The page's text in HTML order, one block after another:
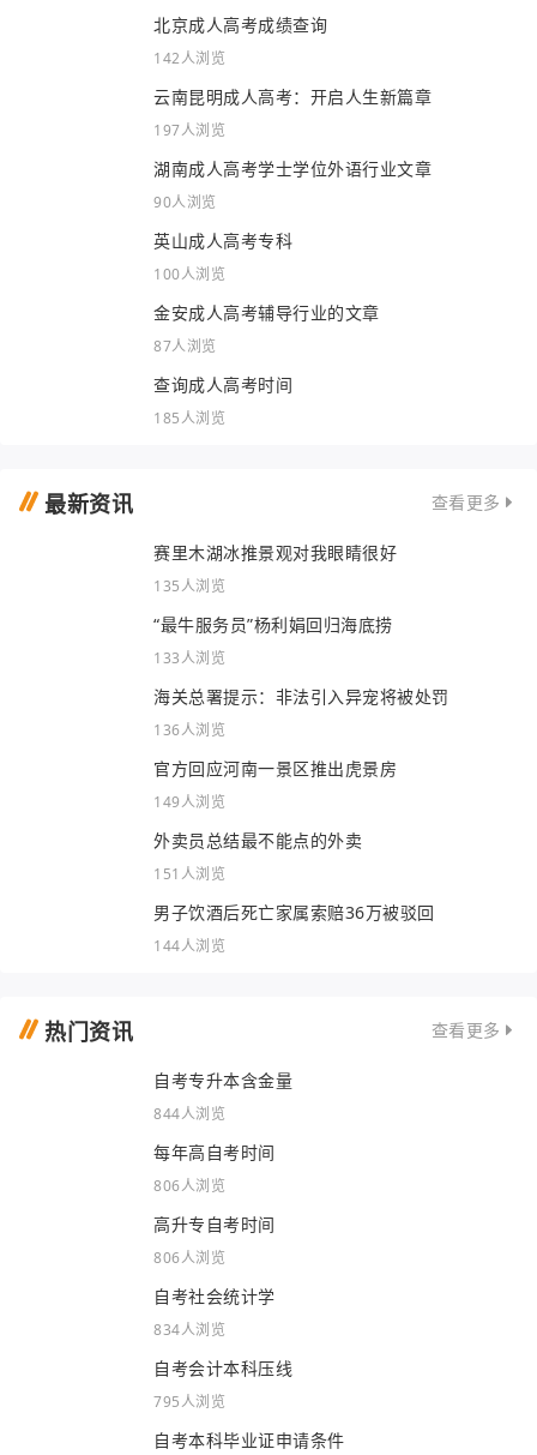
北京成人高考成绩查询
142人浏览
云南昆明成人高考：开启人生新篇章
197人浏览
湖南成人高考学士学位外语行业文章
90人浏览
英山成人高考专科
100人浏览
金安成人高考辅导行业的文章
87人浏览
查询成人高考时间
185人浏览
最新资讯 查看更多
赛里木湖冰推景观对我眼睛很好
135人浏览
“最牛服务员”杨利娟回归海底捞
133人浏览
海关总署提示：非法引入异宠将被处罚
136人浏览
官方回应河南一景区推出虎景房
149人浏览
外卖员总结最不能点的外卖
151人浏览
男子饮酒后死亡家属索赔36万被驳回
144人浏览
热门资讯 查看更多
自考专升本含金量
844人浏览
每年高自考时间
806人浏览
高升专自考时间
806人浏览
自考社会统计学
834人浏览
自考会计本科压线
795人浏览
自考本科毕业证申请条件